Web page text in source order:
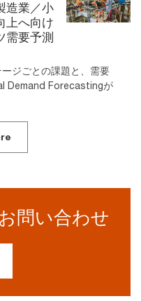
造業／小
上へ向け
需要予測
ジごとの課題と、需要
Demand Forecastingが
問い合わせ